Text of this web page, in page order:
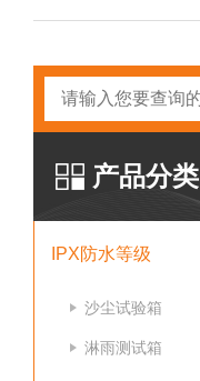
产品分类
IPX防水等级
沙尘试验箱
淋雨测试箱